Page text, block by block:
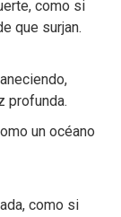
como si
que surjan.
profunda.
un océano
como si